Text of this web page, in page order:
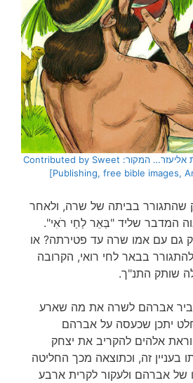
[בתמונה: רבקה פוגשת את אליעזר… המקור: Contributed by Sweet
Publishing, free bible images,
שהתגורר בביתה של שרה, ולאחר
המדבר שליד "בְּאֵר לַחַי רֹאִי".
גם עם אמו שרה עד פטירתה? או
בבאר לחי רואי, הקרובה
שותק התנ"ך.
אברהם לשרה את מה שארע
יתכן שכעסה על אברהם
אלהים להקריב את יצחק
בעניין זה, וכתוצאה מכך החליטה
של אברהם ולעקור לקרית ארבע